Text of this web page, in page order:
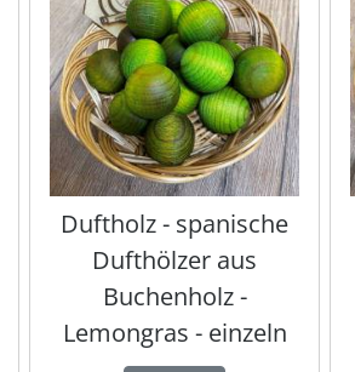
Duftholz - spanische
Dufthölzer aus
Buchenholz -
Lemongras - einzeln